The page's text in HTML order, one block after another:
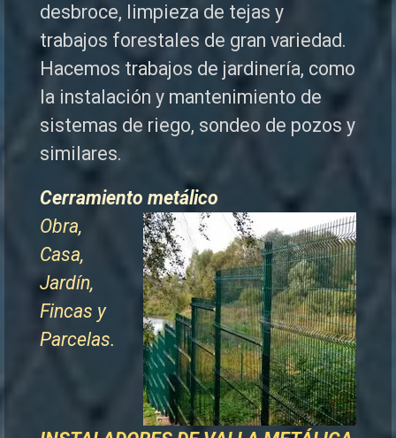
desbroce, limpieza de tejas y
trabajos forestales de gran variedad.
Hacemos trabajos de jardinería, como
la instalación y mantenimiento de
sistemas de riego, sondeo de pozos y
similares.
Cerramiento metálico
Obra,
Casa,
Jardín,
Fincas y
Parcelas.